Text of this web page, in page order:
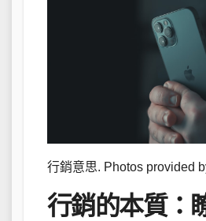
行銷意思. Photos provided
行銷的本質：